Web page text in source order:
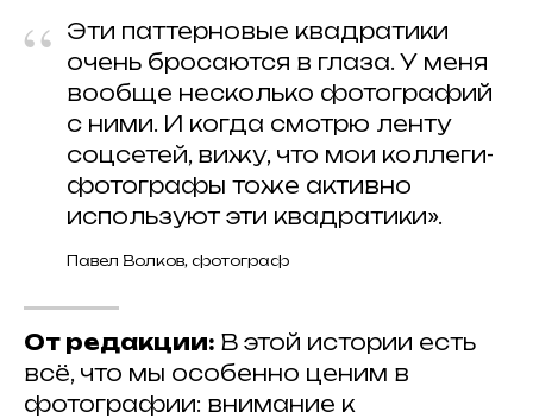
“
Эти паттерновые квадратики
очень бросаются в глаза. У меня
вообще несколько фотографий
с ними. И когда смотрю ленту
соцсетей, вижу, что мои коллеги-
фотографы тоже активно
используют эти квадратики».
Павел Волков, фотограф
От редакции: В этой истории есть
всё, что мы особенно ценим в
фотографии: внимание к
Техническая поддержка
Политика конфенденциальности
Правила и требования конкурса